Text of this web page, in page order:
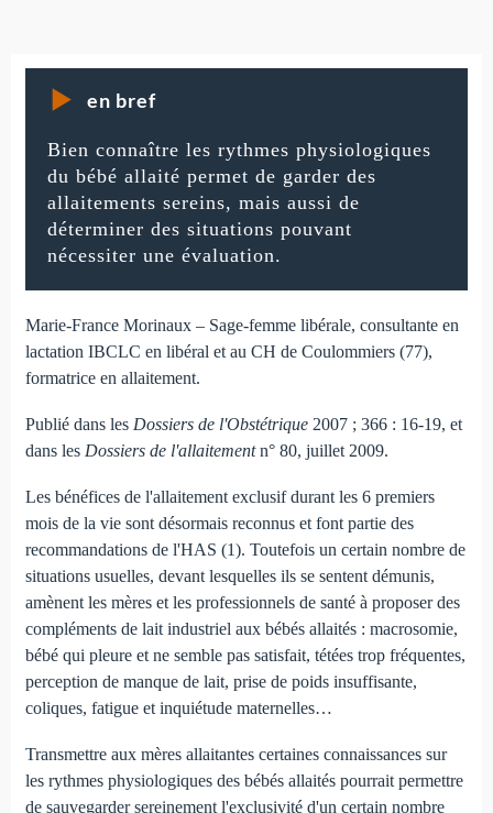
en bref
Bien connaître les rythmes physiologiques
du bébé allaité permet de garder des
allaitements sereins, mais aussi de
déterminer des situations pouvant
nécessiter une évaluation.
Marie-France Morinaux – Sage-femme libérale, consultante en
lactation IBCLC en libéral et au CH de Coulommiers (77),
formatrice en allaitement.
Publié dans les Dossiers de l'Obstétrique2007 ; 366 : 16-19, et
dans les Dossiers de l'allaitementn° 80, juillet 2009.
Les bénéfices de l'allaitement exclusif durant les 6 premiers
mois de la vie sont désormais reconnus et font partie des
recommandations de l'HAS (1). Toutefois un certain nombre de
situations usuelles, devant lesquelles ils se sentent démunis,
amènent les mères et les professionnels de santé à proposer des
compléments de lait industriel aux bébés allaités : macrosomie,
bébé qui pleure et ne semble pas satisfait, tétées trop fréquentes,
perception de manque de lait, prise de poids insuffisante,
coliques, fatigue et inquiétude maternelles…
Transmettre aux mères allaitantes certaines connaissances sur
les rythmes physiologiques des bébés allaités pourrait permettre
de sauvegarder sereinement l'exclusivité d'un certain nombre